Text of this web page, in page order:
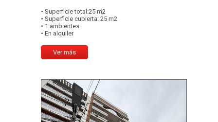
• Superficie total:25 m2
• Superficie cubierta: 25 m2
• 1 ambientes
• En alquiler
Ver más